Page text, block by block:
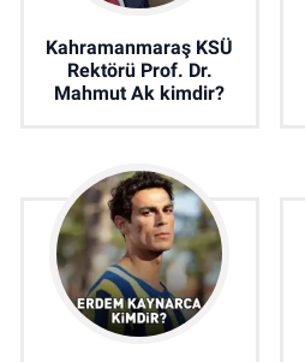
Kahramanmaraş KSÜ
Rektörü Prof. Dr.
Mahmut Ak kimdir?